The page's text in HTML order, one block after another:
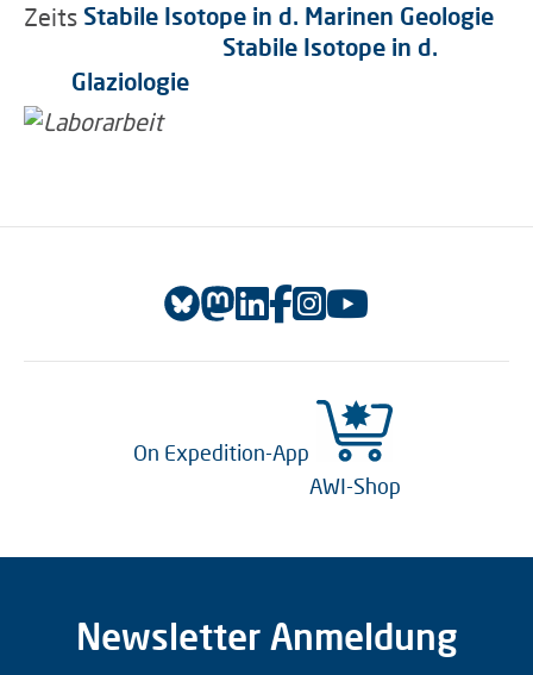
Zeitskalen von Jahreszeiten bis Jahrmillionen.
Stabile Isotope in d. Marinen Geologie
Stabile Isotope in d.
Glaziologie
On Expedition-App
AWI-Shop
Newsletter Anmeldung